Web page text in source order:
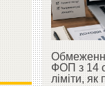
ФОП з 14
ліміти, як